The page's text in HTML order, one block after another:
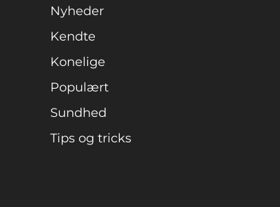
Nyheder
Kendte
Konelige
Populært
Sundhed
Tips og tricks